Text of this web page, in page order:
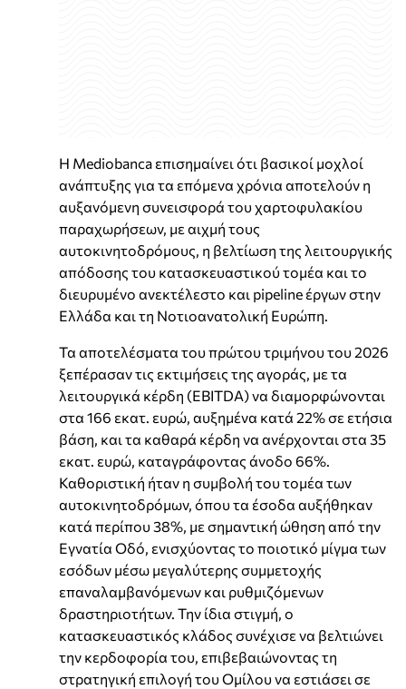
Η Mediobanca επισημαίνει ότι βασικοί μοχλοί
ανάπτυξης για τα επόμενα χρόνια αποτελούν η
αυξανόμενη συνεισφορά του χαρτοφυλακίου
παραχωρήσεων, με αιχμή τους
αυτοκινητοδρόμους, η βελτίωση της λειτουργικής
απόδοσης του κατασκευαστικού τομέα και το
διευρυμένο ανεκτέλεστο και pipeline έργων στην
Ελλάδα και τη Νοτιοανατολική Ευρώπη.
Τα αποτελέσματα του πρώτου τριμήνου του 2026
ξεπέρασαν τις εκτιμήσεις της αγοράς, με τα
λειτουργικά κέρδη (EBITDA) να διαμορφώνονται
στα 166 εκατ. ευρώ, αυξημένα κατά 22% σε ετήσια
βάση, και τα καθαρά κέρδη να ανέρχονται στα 35
εκατ. ευρώ, καταγράφοντας άνοδο 66%.
Καθοριστική ήταν η συμβολή του τομέα των
αυτοκινητοδρόμων, όπου τα έσοδα αυξήθηκαν
κατά περίπου 38%, με σημαντική ώθηση από την
Εγνατία Οδό, ενισχύοντας το ποιοτικό μίγμα των
εσόδων μέσω μεγαλύτερης συμμετοχής
επαναλαμβανόμενων και ρυθμιζόμενων
δραστηριοτήτων. Την ίδια στιγμή, ο
κατασκευαστικός κλάδος συνέχισε να βελτιώνει
την κερδοφορία του, επιβεβαιώνοντας τη
στρατηγική επιλογή του Ομίλου να εστιάσει σε